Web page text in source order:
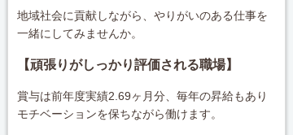
地域社会に貢献しながら、やりがいのある仕事を
一緒にしてみませんか。
【頑張りがしっかり評価される職場】
賞与は前年度実績2.69ヶ月分、毎年の昇給もあり
モチベーションを保ちながら働けます。